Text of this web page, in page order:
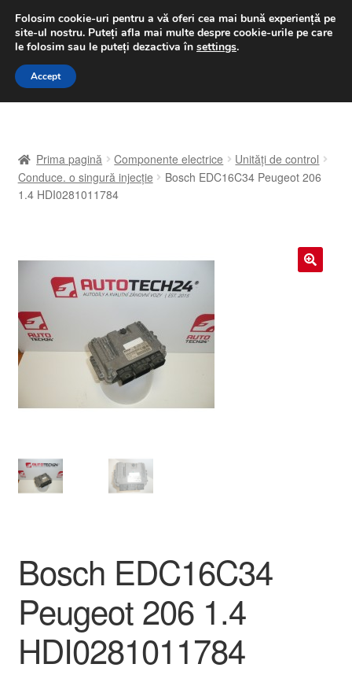
LIVRARE de la 33 lei
luni-vineri 9 a.m. - 4 p.m.031 229 6816
Sari
Sari
A lua legatura
Despre noi
Finalizare comandă
Plângere
Procedura de reclamație
Termeni si conditii
Prima pagină Componente electrice
Unități de control
Conduce. o singură injecție
Bosch EDC16C34 Peugeot 206
1.4 HDI0281011784
Bosch EDC16C34
Peugeot 206 1.4
HDI0281011784
Folosim cookie-uri pentru a vă oferi cea mai bună experiență pe
site-ul nostru. Puteți afla mai multe despre cookie-urile pe care
le folosim sau le puteți dezactiva în settings.
Accept